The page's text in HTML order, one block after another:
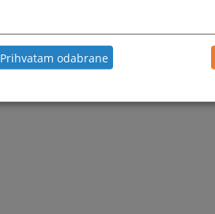
Prihvatam odabrane